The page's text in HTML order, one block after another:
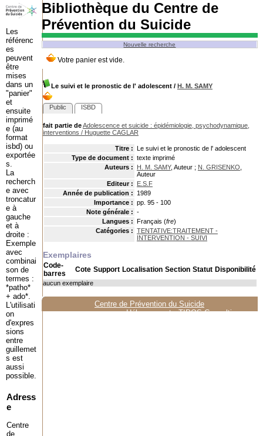
Bibliothèque du Centre de
Prévention du Suicide
Nouvelle recherche
Le suivi et le pronostic de l' adolescent/ H. M. SAMY
Public ISBD
fait partie deAdolescence et suicide : épidémiologie, psychodynamique,
interventions / Huguette CAGLAR
Titre : Le suivi et le pronostic de l' adolescent
Type de document : texte imprimé
Auteurs :
H. M. SAMY, Auteur ; N. GRISENKO
Auteur
Editeur :
E.S.F
Année de publication :
1989
Importance : pp. 95 - 100
Note générale : -
Langues : Français (fre)
Catégories : TENTATIVE:TRAITEMENT -
INTERVENTION - SUIVI
Exemplaires
Code-
barres
Cote Support Localisation Section Statut Disponibilité
aucun exemplaire
Centre de Prévention du Suicide
Hébergement :TIPOS Consulting
Les
référenc
es
peuvent
être
mises
dans un
"panier"
et
ensuite
imprimé
e (au
format
isbd) ou
exportée
s.
La
recherch
e avec
troncatur
e à
gauche
et à
droite :
Exemple
avec
combinai
son de
termes :
*patho*
+ ado*.
L'utilisati
on
d'expres
sions
entre
guillemet
s est
aussi
possible.
Adress
e
Centre
de